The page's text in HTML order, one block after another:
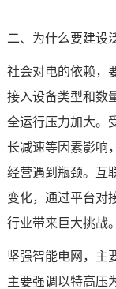
二、为什么要建设
社会对电的依赖，
接入设备类型和数
全运行压力加大。
长减速等因素影响
经营遇到瓶颈。互
变化，通过平台对
行业带来巨大挑战。
坚强智能电网，主
主要强调以特高压